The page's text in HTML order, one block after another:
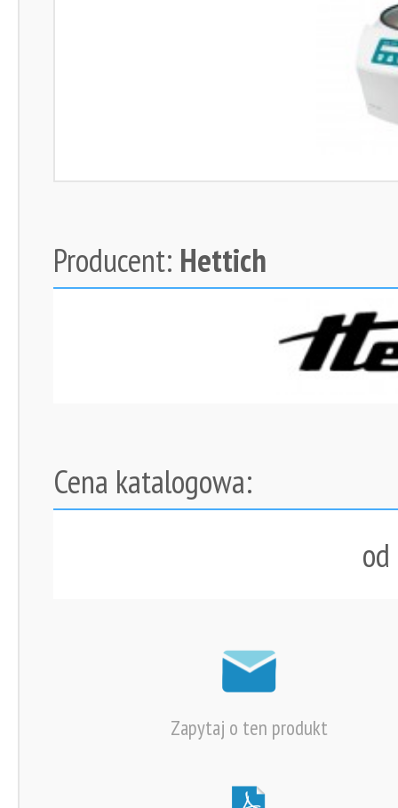
Producent: Hettich
Cena katalogowa:
od
Zapytaj o ten produkt